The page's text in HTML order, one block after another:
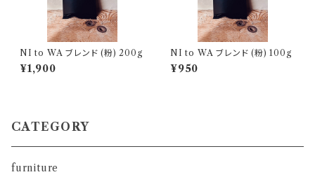
NI to WA ブレンド (粉) 200g
¥1,900
NI to WA ブレンド (粉) 100g
¥950
CATEGORY
furniture